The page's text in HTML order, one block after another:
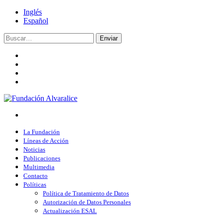
Inglés
Español
Enviar
La Fundación
Líneas de Acción
Noticias
Publicaciones
Multimedia
Contacto
Políticas
Política de Tratamiento de Datos
Autorización de Datos Personales
Actualización ESAL